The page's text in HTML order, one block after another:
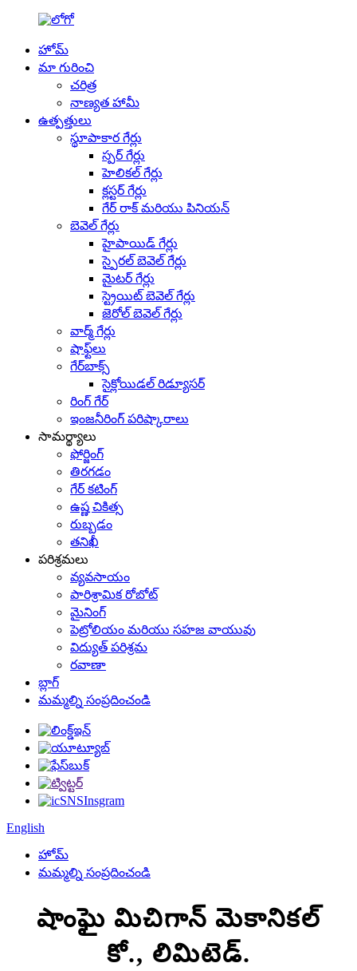
హోమ్
మా గురించి
చరిత్ర
నాణ్యత హామీ
ఉత్పత్తులు
స్థూపాకార గేర్లు
స్పర్ గేర్లు
హెలికల్ గేర్లు
క్లస్టర్ గేర్లు
గేర్ రాక్ మరియు పినియన్
బెవెల్ గేర్లు
హైపాయిడ్ గేర్లు
స్పైరల్ బెవెల్ గేర్లు
మైటర్ గేర్లు
స్ట్రెయిట్ బెవెల్ గేర్లు
జెరోల్ బెవెల్ గేర్లు
వార్మ్ గేర్లు
షాఫ్ట్‌లు
గేర్‌బాక్స్
సైక్లోయిడల్ రిడ్యూసర్
రింగ్ గేర్
ఇంజనీరింగ్ పరిష్కారాలు
సామర్థ్యాలు
ఫోర్జింగ్
తిరగడం
గేర్ కటింగ్
ఉష్ణ చికిత్స
రుబ్బడం
తనిఖీ
పరిశ్రమలు
వ్యవసాయం
పారిశ్రామిక రోబోట్
మైనింగ్
పెట్రోలియం మరియు సహజ వాయువు
విద్యుత్ పరిశ్రమ
రవాణా
బ్లాగ్
మమ్మల్ని సంప్రదించండి
English
హోమ్
మమ్మల్ని సంప్రదించండి
షాంఘై మిచిగాన్ మెకానికల్
కో., లిమిటెడ్.